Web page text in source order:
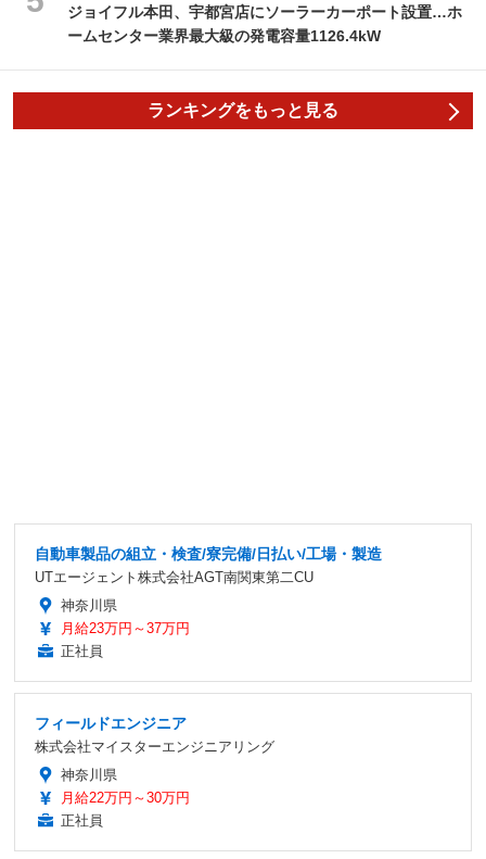
ジョイフル本田、宇都宮店にソーラーカーポート設置…ホ
ームセンター業界最大級の発電容量1126.4kW
ランキングをもっと見る
自動車製品の組立・検査/寮完備/日払い/工場・製造
UTエージェント株式会社AGT南関東第二CU
神奈川県
月給23万円～37万円
正社員
フィールドエンジニア
株式会社マイスターエンジニアリング
神奈川県
月給22万円～30万円
正社員